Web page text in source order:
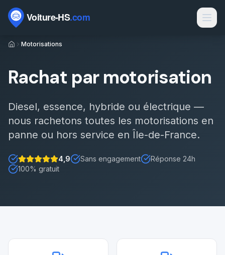
Passer au contenu
Marques
Rachat voiture HS
Rachat épave
Épaviste par ville
Motorisations
Démarches
Motorisations
Rachat par motorisation
Diesel, essence, hybride ou électrique —
nous rachetons toutes les motorisations en
panne ou hors service en Île-de-France.
Note : 5 étoiles sur 5
4,9 Sans engagement
Réponse 24h
100% gratuit